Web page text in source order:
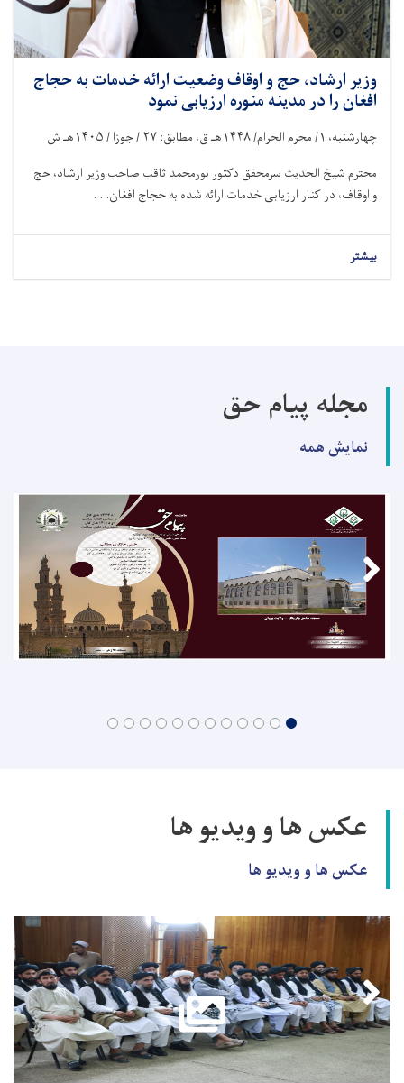
وزیر ارشاد، حج و اوقاف وضعیت ارائه خدمات به حجاج
افغان را در مدینه منوره ارزیابی نمود
چهارشنبه، ۱/ محرم الحرام/۱۴۴۸هـ ق، مطابق: ۲۷ / جوزا /۱۴۰۵هـ ش
محترم شیخ ‌الحدیث سرمحقق دکتور نورمحمد ثاقب صاحب وزیر ارشاد، حج
و اوقاف، در کنار ارزیابی خدمات ارائه ‌شده به حجاج افغان. . .
بیشتر
مجله پیام حق
نمایش همه
عکس ها و ویدیو ها
عکس ها و ویدیو ها